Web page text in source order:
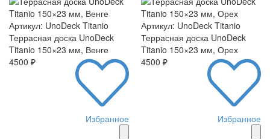
Артикул: UnoDeck Titanio
Террасная доска UnoDeck
Titanio 150×23 мм, Венге
4500 ₽
Избранное
Артикул: UnoDeck Titanio
Террасная доска UnoDeck
Titanio 150×23 мм, Орех
4500 ₽
Избранное